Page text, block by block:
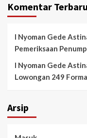
Komentar Terbaru
I Nyoman Gede
Pemeriksaan
I Nyoman Gede
Lowongan 249
Arsip